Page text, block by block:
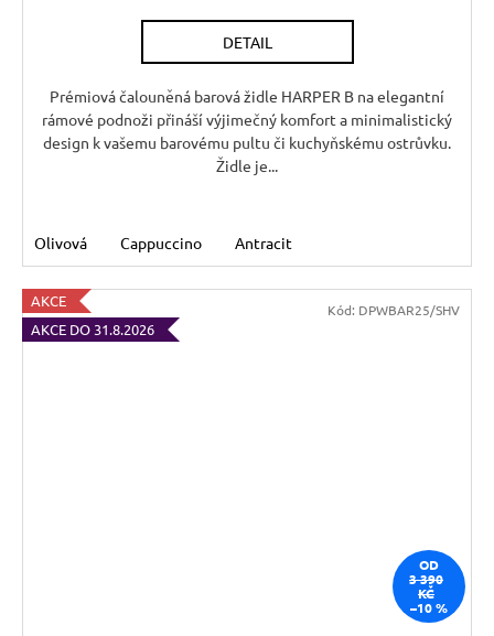
DETAIL
Prémiová čalouněná barová židle HARPER B na elegantní
rámové podnoži přináší výjimečný komfort a minimalistický
design k vašemu barovému pultu či kuchyňskému ostrůvku.
Židle je...
Olivová Cappuccino Antracit
AKCE
AKCE DO 31.8.2026
OD
3 390
KČ
–10 %
Kód: DPWBAR25/SHV